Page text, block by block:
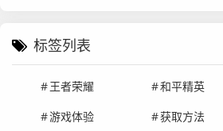
标签列表
王者荣耀 和平精英
游戏体验
获取方法